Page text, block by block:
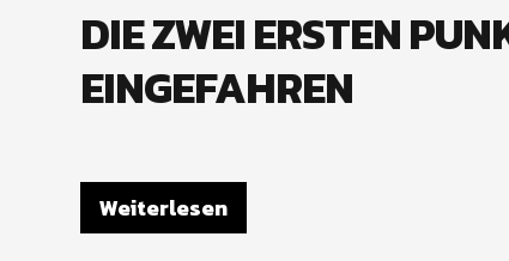
DIE ZWEI ERSTEN
EINGEFAHREN
Weiterlesen